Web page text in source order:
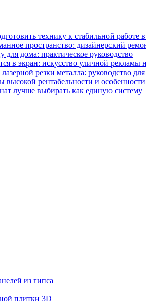
технику к стабильной работе
пространство: дизайнерский
дома: практическое руководство
в экран: искусство уличной рекламы
резки металла: руководство
высокой рентабельности и
лучше выбирать как единую систему
из гипса
плитки 3D